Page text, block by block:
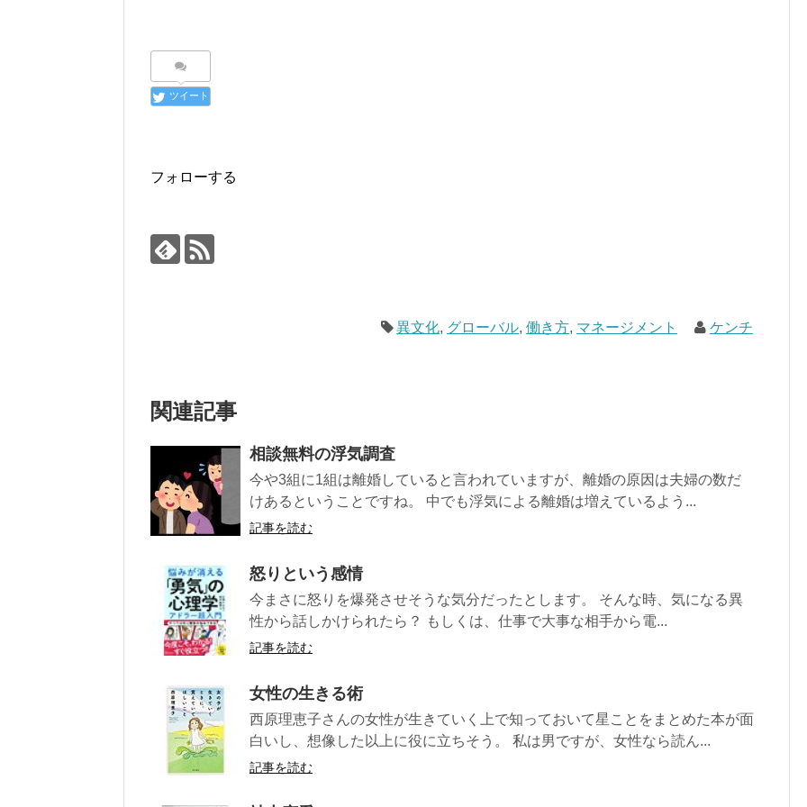
ツイート
フォローする
異文化, グローバル,働き方, マネージメント ケンチ
関連記事
相談無料の浮気調査
今や3組に1組は離婚していると言われていますが、離婚の原因は夫婦の数だ
けあるということですね。 中でも浮気による離婚は増えているよう...
記事を読む
怒りという感情
今まさに怒りを爆発させそうな気分だったとします。 そんな時、気になる異
性から話しかけられたら？ もしくは、仕事で大事な相手から電...
記事を読む
女性の生きる術
西原理恵子さんの女性が生きていく上で知っておいて星ことをまとめた本が面
白いし、想像した以上に役に立ちそう。 私は男ですが、女性なら読ん...
記事を読む